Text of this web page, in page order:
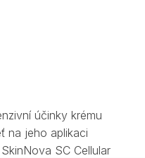
účinky krému
na jeho aplikaci
SC Cellular